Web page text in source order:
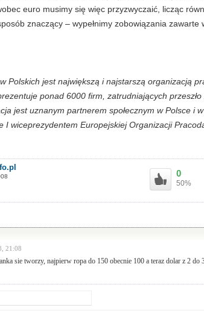
euro musimy się więc przyzwyczaić, licząc
znaczący – wypełnimy zobowiązania
Polskich jest największą i najstarszą organizacją
ponad 6000 firm, zatrudniających
jest uznanym partnerem społecznym w Polsce i
I wiceprezydentem Europejskiej Organizacji
0
50%
21:08
sie tworzy, najpierw ropa do 150 obecnie 100 a teraz dolar z 2 do